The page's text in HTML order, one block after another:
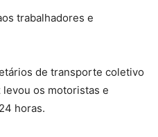
trabalhadores e
de transporte coletivo
levou os motoristas e
horas.